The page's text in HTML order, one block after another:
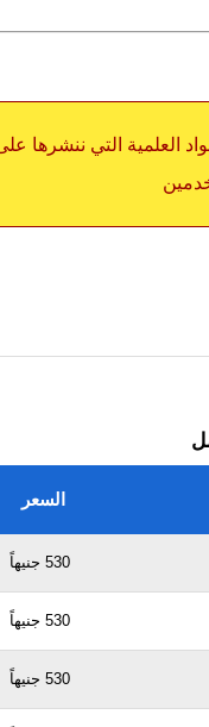
العلمية التي ننشرها
السعر
530 جنيهاً
530 جنيهاً
530 جنيهاً